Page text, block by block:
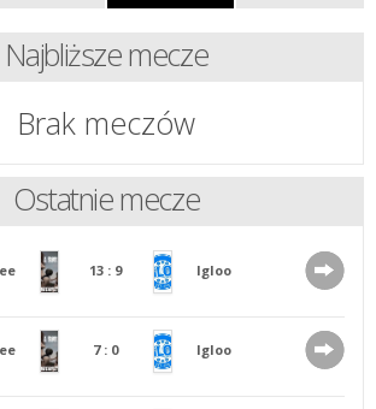
Najbliższe mecze
Brak meczów
Ostatnie mecze
13 : 9 Igloo
7 : 0 Igloo